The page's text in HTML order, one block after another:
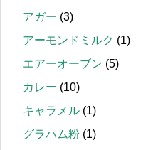
アガー (3)
アーモンドミルク (1)
エアーオーブン (5)
カレー (10)
キャラメル (1)
グラハム粉 (1)